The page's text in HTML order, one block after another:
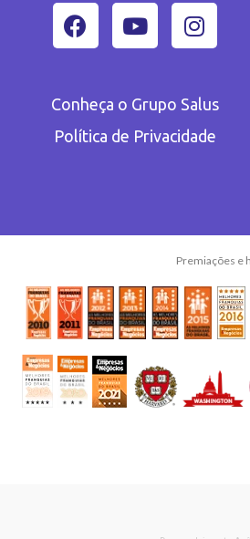
Conheça o Grupo Salus
Política de Privacidade
Premiações e